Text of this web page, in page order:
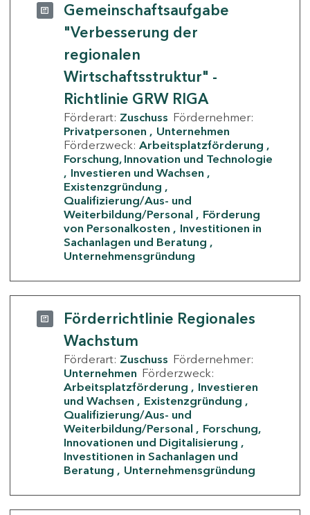
Gemeinschaftsaufgabe
"Verbesserung der
regionalen
Wirtschaftsstruktur" -
Richtlinie GRW RIGA
Förderart: Zuschuss Fördernehmer:
Privatpersonen
Unternehmen
Förderzweck: Arbeitsplatzförderung
Forschung, Innovation und Technologie
Investieren und Wachsen
Existenzgründung
Qualifizierung/Aus- und
Weiterbildung/Personal
Förderung
von Personalkosten
Investitionen in
Sachanlagen und Beratung
Unternehmensgründung
Förderrichtlinie Regionales
Wachstum
Förderart: Zuschuss Fördernehmer:
Unternehmen Förderzweck:
Arbeitsplatzförderung
Investieren
und Wachsen
Existenzgründung
Qualifizierung/Aus- und
Weiterbildung/Personal
Forschung,
Innovationen und Digitalisierung
Investitionen in Sachanlagen und
Beratung
Unternehmensgründung